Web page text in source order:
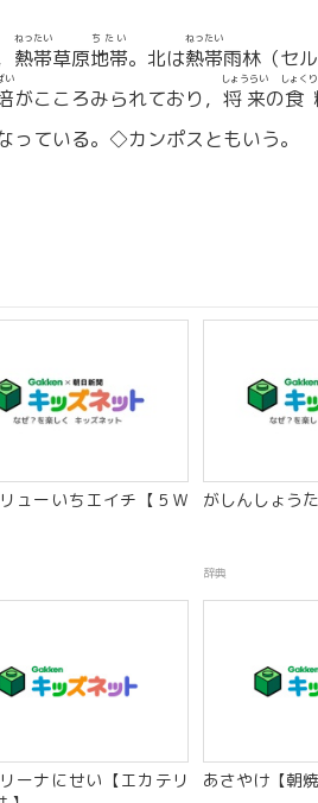
熱帯
ねったい
草原地帯
ちたい
。北は熱帯
ねったい
雨林（セ
い
がこころみられており， 将来
しょうらい
の食
しょく
っている。◇カンポスともいう。
ューいちエイチ【５Ｗ
がしんしょう
辞典
ーナにせい【エカテリ
あさやけ【朝焼